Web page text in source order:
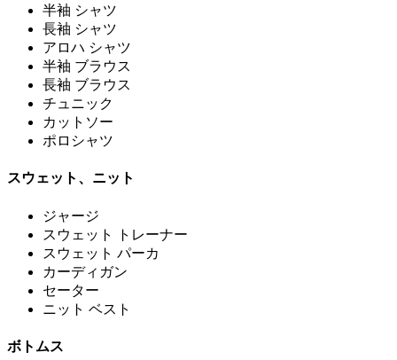
半袖 シャツ
長袖 シャツ
アロハ シャツ
半袖 ブラウス
長袖 ブラウス
チュニック
カットソー
ポロシャツ
スウェット、ニット
ジャージ
スウェット トレーナー
スウェット パーカ
カーディガン
セーター
ニット ベスト
ボトムス